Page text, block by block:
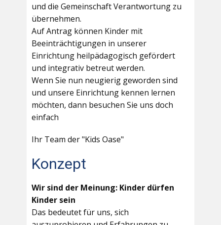
und die Gemeinschaft Verantwortung zu
übernehmen.
Auf Antrag können Kinder mit
Beeinträchtigungen in unserer
Einrichtung heilpädagogisch gefördert
und integrativ betreut werden.
Wenn Sie nun neugierig geworden sind
und unsere Einrichtung kennen lernen
möchten, dann besuchen Sie uns doch
einfach
Ihr Team der "Kids Oase"
Konzept
Wir sind der Meinung: Kinder dürfen
Kinder sein
Das bedeutet für uns, sich